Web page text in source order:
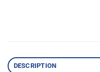
DESCRIPTION